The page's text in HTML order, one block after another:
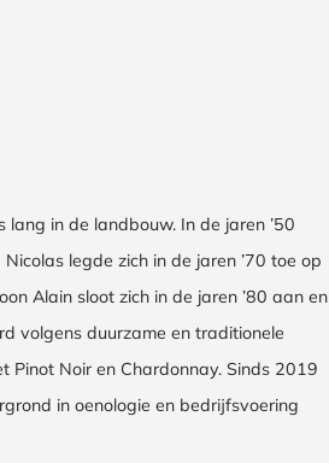
in de landbouw. In de jaren ’50
legde zich in de jaren ’70 toe op
Alain sloot zich in de jaren ’80 aan en
volgens duurzame en traditionele
Pinot Noir en Chardonnay. Sinds 2019
in oenologie en bedrijfsvoering